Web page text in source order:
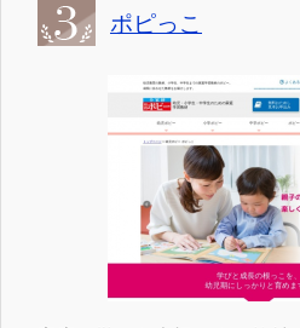
ポピっこ